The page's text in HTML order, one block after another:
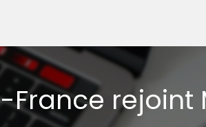
France rejoint